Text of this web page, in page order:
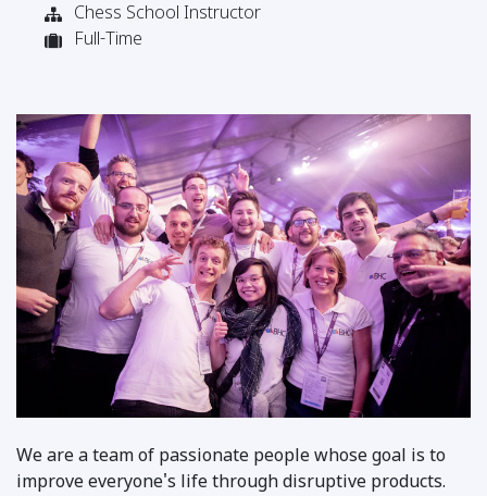
Chess School Instructor
Full-Time
We are a team of passionate people whose goal is to
improve everyone's life through disruptive products.